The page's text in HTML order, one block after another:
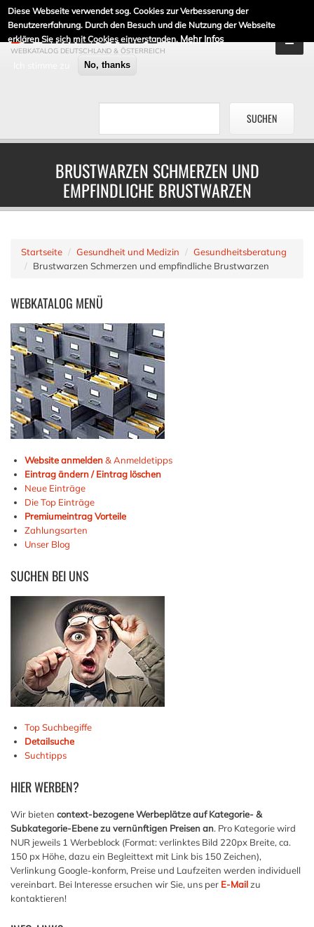
Diese Webseite verwendet sog. Cookies zur Verbesserung der
Benutzererfahrung. Durch den Besuch und die Nutzung der Webseite
erklären Sie sich mit Cookies einverstanden. Mehr Infos
No, thanks
DE-LINKLISTE.DE
WEBKATALOG DEUTSCHLAND & ÖSTERREICH
BRUSTWARZEN SCHMERZEN UND
EMPFINDLICHE BRUSTWARZEN
Startseite Gesundheit und Medizin
Gesundheitsberatung
Brustwarzen Schmerzen und empfindliche Brustwarzen
WEBKATALOG MENÜ
Website anmelden& Anmeldetipps
Eintrag ändern / Eintrag löschen
Neue Einträge
Die Top Einträge
Premiumeintrag Vorteile
Zahlungsarten
Unser Blog
SUCHEN BEI UNS
Top Suchbegiffe
Detailsuche
Suchtipps
HIERWERBEN?
Wir bieten context-bezogene Werbeplätze auf Kategorie- &
Subkategorie-Ebene zu vernünftigen Preisen an. Pro Kategorie wird
NUR jeweils 1 Werbeblock (Format: verlinktes Bild 220px Breite, ca.
150 px Höhe, dazu ein Begleittext mit Link bis 150 Zeichen),
Verlinkung Google-konform, Preise und Laufzeiten werden individuell
vereinbart. Bei Interesse ersuchen wir Sie, uns per E-Mailzu
kontaktieren!